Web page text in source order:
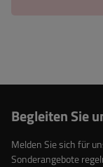
Begleiten Sie
Melden Sie sich für
Sonderangebote